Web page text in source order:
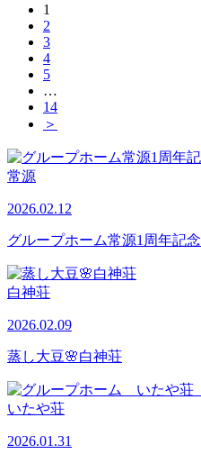
1
2
3
4
5
…
14
＞
常源
2026.02.12
グループホーム常源1周年記念
白神荘
2026.02.09
蒸し大豆🌸白神荘
いたや荘
2026.01.31